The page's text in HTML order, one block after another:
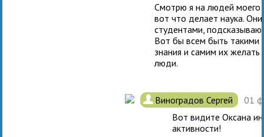
Смотрю я на людей моего
вот что делает наука.
студентами,
Вот бы всем быть такими
знания и самим их
люди.
. Виноградов Сергей
01
Вот видите Оксана
активности!